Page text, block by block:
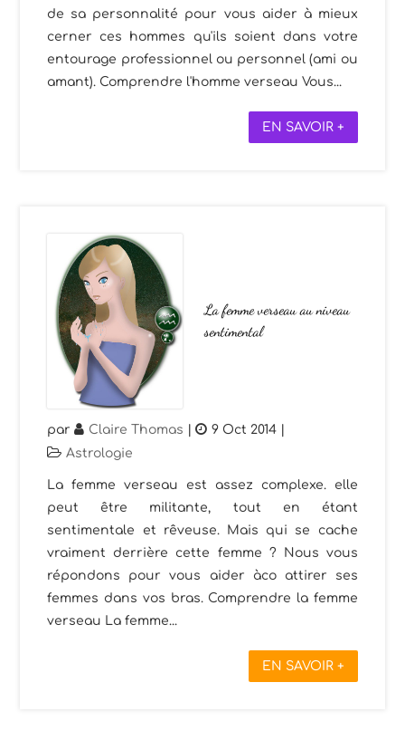
de sa personnalité pour vous aider à mieux
cerner ces hommes qu'ils soient dans votre
entourage professionnel ou personnel (ami ou
amant). Comprendre l'homme verseau Vous...
EN SAVOIR +
La femme verseau au niveau
sentimental
par Claire Thomas | 9 Oct 2014
Astrologie
La femme verseau est assez complexe. elle
peut être militante, tout en étant
sentimentale et rêveuse. Mais qui se cache
vraiment derrière cette femme ? Nous vous
répondons pour vous aider àco attirer ses
femmes dans vos bras. Comprendre la femme
verseau La femme...
EN SAVOIR +